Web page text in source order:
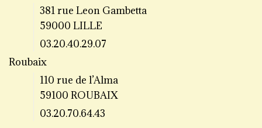
381 rue Leon Gambetta
59000 LILLE
03.20.40.29.07
Roubaix
110 rue de l’Alma
59100 ROUBAIX
03.20.70.64.43